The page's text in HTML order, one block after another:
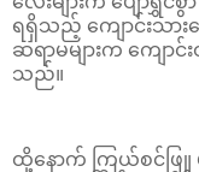
ရရှိသည့် ကျောင်းသားက
ဆရာမများက ကျော
သည်။
ထို့နောက် ကြယ်စင်ဖြူ